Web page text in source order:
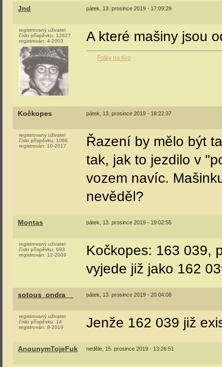
Jnd pátek, 13. prosince 2019 - 17:09:29
registrovaný uživatel
číslo příspěvku: 12627
registrován: 4-2003 A které mašiny jsou
Fotky na Krp
Kočkopes pátek, 13. prosince 2019 - 18:22:37
registrovaný uživatel
číslo příspěvku: 1066
registrován: 10-2017
Řazení by mělo být
tak, jak to jezdilo v
vozem navíc.
nevěděl?
Montas pátek, 13. prosince 2019 - 19:02:55
registrovaný uživatel
číslo příspěvku: 693
registrován: 12-2009
Kočkopes: 163 039,
vyjede již jako 162
sotous_ondra__ pátek, 13. prosince 2019 - 20:04:08
registrovaný uživatel
číslo příspěvku: 14
registrován: 8-2019 Jenže 162 039 již
AnounymTojeFuk neděle, 15. prosince 2019 - 13:26:51